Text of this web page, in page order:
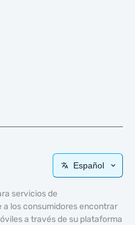
Español
servicios de
los consumidores encontrar
a través de su plataforma